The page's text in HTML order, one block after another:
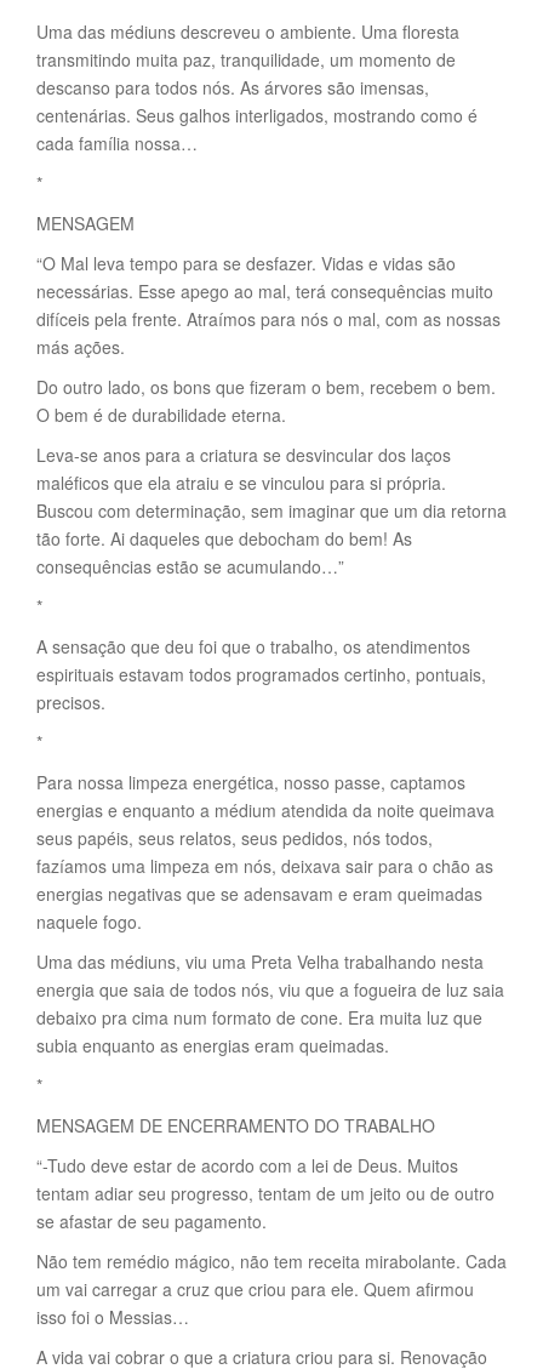
Uma das médiuns descreveu o ambiente. Uma floresta
transmitindo muita paz, tranquilidade, um momento de
descanso para todos nós. As árvores são imensas,
centenárias. Seus galhos interligados, mostrando como é
cada família nossa…
*
MENSAGEM
“O Mal leva tempo para se desfazer. Vidas e vidas são
necessárias. Esse apego ao mal, terá consequências muito
difíceis pela frente. Atraímos para nós o mal, com as nossas
más ações.
Do outro lado, os bons que fizeram o bem, recebem o bem.
O bem é de durabilidade eterna.
Leva-se anos para a criatura se desvincular dos laços
maléficos que ela atraiu e se vinculou para si própria.
Buscou com determinação, sem imaginar que um dia retorna
tão forte. Ai daqueles que debocham do bem! As
consequências estão se acumulando…”
*
A sensação que deu foi que o trabalho, os atendimentos
espirituais estavam todos programados certinho, pontuais,
precisos.
*
Para nossa limpeza energética, nosso passe, captamos
energias e enquanto a médium atendida da noite queimava
seus papéis, seus relatos, seus pedidos, nós todos,
fazíamos uma limpeza em nós, deixava sair para o chão as
energias negativas que se adensavam e eram queimadas
naquele fogo.
Uma das médiuns, viu uma Preta Velha trabalhando nesta
energia que saia de todos nós, viu que a fogueira de luz saia
debaixo pra cima num formato de cone. Era muita luz que
subia enquanto as energias eram queimadas.
*
MENSAGEM DE ENCERRAMENTO DO TRABALHO
“-Tudo deve estar de acordo com a lei de Deus. Muitos
tentam adiar seu progresso, tentam de um jeito ou de outro
se afastar de seu pagamento.
Não tem remédio mágico, não tem receita mirabolante. Cada
um vai carregar a cruz que criou para ele. Quem afirmou
isso foi o Messias…
A vida vai cobrar o que a criatura criou para si. Renovação